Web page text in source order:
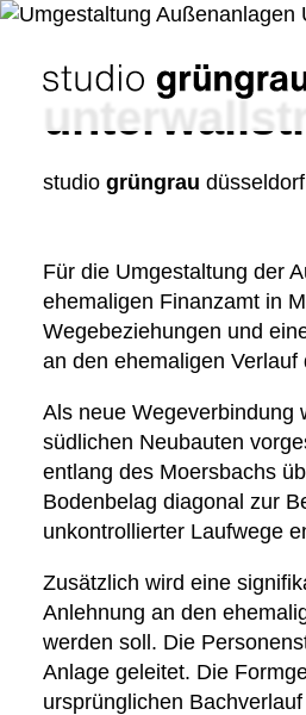
Zum
springenStartseite
studio grüngrau düsseldorf
Für die Umgestaltung der
ehemaligen Finanzamt in
Wegebeziehungen und
an den ehemaligen
Als neue Wegeverbindung
südlichen Neubauten
entlang des Moersbachs
Bodenbelag diagonal zur
unkontrollierter Laufwege
Zusätzlich wird eine
Anlehnung an den
werden soll. Die
Anlage geleitet. Die
ursprünglichen